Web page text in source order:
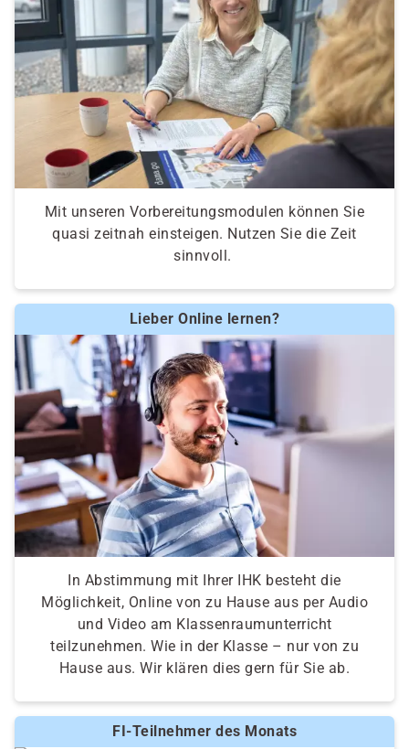
Mit unseren Vorbereitungsmodulen können Sie
quasi zeitnah einsteigen. Nutzen Sie die Zeit
sinnvoll.
Lieber Online lernen?
In Abstimmung mit Ihrer IHK besteht die
Möglichkeit, Online von zu Hause aus per Audio
und Video am Klassenraumunterricht
teilzunehmen. Wie in der Klasse – nur von zu
Hause aus. Wir klären dies gern für Sie ab.
FI-Teilnehmer des Monats